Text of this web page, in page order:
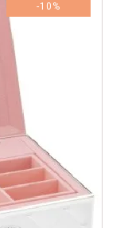
-10%